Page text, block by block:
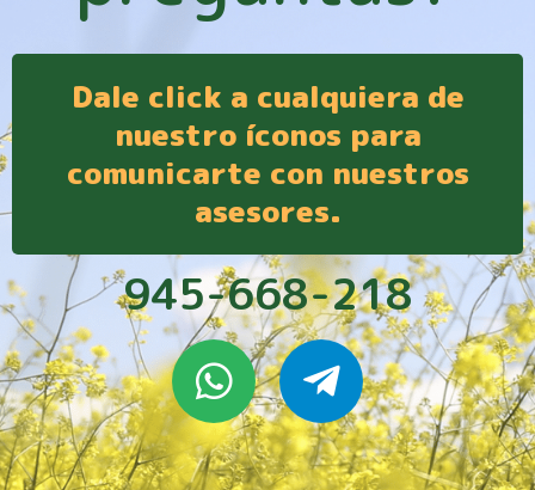
Dale click a cualquiera de
nuestro íconos para
comunicarte con nuestros
asesores.
945-668-218